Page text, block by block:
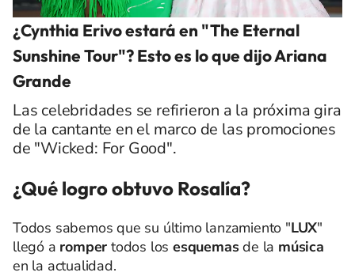
¿Cynthia Erivo estará en "The Eternal
Sunshine Tour"? Esto es lo que dijo Ariana
Grande
Las celebridades se refirieron a la próxima gira
de la cantante en el marco de las promociones
de "Wicked: For Good".
¿Qué logro obtuvo Rosalía?
Todos sabemos que su último lanzamiento "LUX"
llegó a rompertodos losesquemasde la música
en la actualidad.